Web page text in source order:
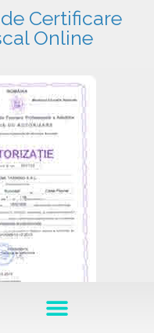
Certificare
Online